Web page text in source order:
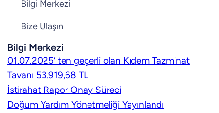
Bilgi Merkezi
Bize Ulaşın
Bilgi Merkezi
01.07.2025’ ten geçerli olan Kıdem Tazminat
Tavanı 53.919,68 TL
İstirahat Rapor Onay Süreci
Doğum Yardım Yönetmeliği Yayınlandı